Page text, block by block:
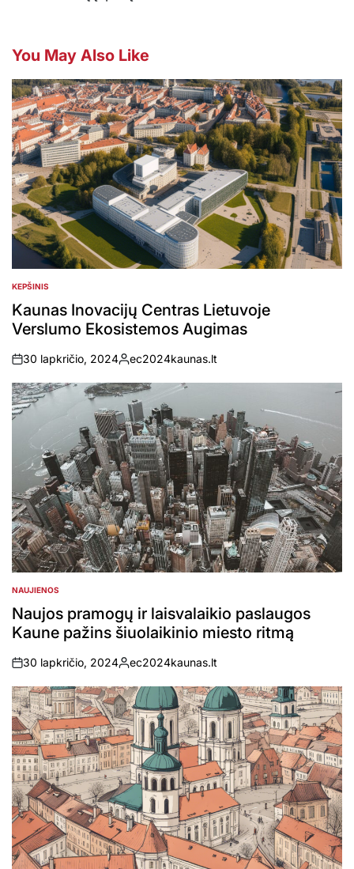
You May Also Like
POSTED
IN
KEPŠINIS
Kaunas Inovacijų Centras Lietuvoje
Verslumo Ekosistemos Augimas
on
30 lapkričio, 2024
Posted
by
ec2024kaunas.lt
POSTED
IN
NAUJIENOS
Naujos pramogų ir laisvalaikio paslaugos
Kaune pažins šiuolaikinio miesto ritmą
on
30 lapkričio, 2024
Posted
by
ec2024kaunas.lt